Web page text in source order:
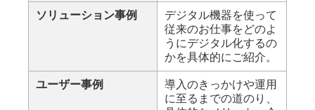
ソリューション事例
デジタル機器を使って
従来のお仕事をどのよ
うにデジタル化するの
かを具体的にご紹介。
ユーザー事例
導入のきっかけや運用
に至るまでの道のり、